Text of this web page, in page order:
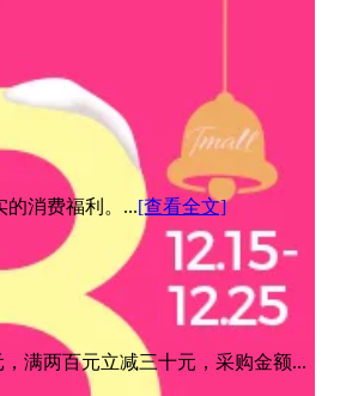
的消费福利。...[查看全文]
满两百元立减三十元，采购金额...